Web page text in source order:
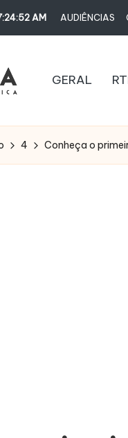
AM AUDIÊNCIAS
GERAL
4 Conheça o